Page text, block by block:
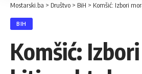
Mostarski.ba > Društvo > BiH > Komšić: Izbori
BIH
Komšić: